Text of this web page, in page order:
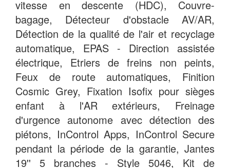
vitesse en descente (HDC), Couvre-
bagage, Détecteur d'obstacle AV/AR,
Détection de la qualité de l'air et recyclage
automatique, EPAS - Direction assistée
électrique, Etriers de freins non peints,
Feux de route automatiques, Finition
Cosmic Grey, Fixation Isofix pour sièges
enfant à l'AR extérieurs, Freinage
d'urgence autonome avec détection des
piétons, InControl Apps, InControl Secure
pendant la période de la garantie, Jantes
19'' 5 branches - Style 5046, Kit de